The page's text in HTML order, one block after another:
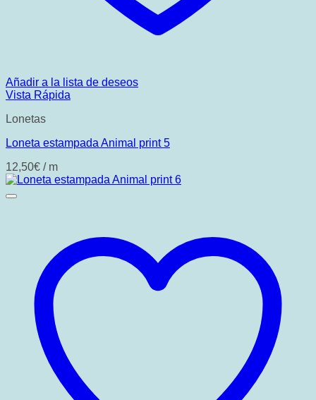
Añadir a la lista de deseos
Vista Rápida
Lonetas
Loneta estampada Animal print 5
12,50€ / m